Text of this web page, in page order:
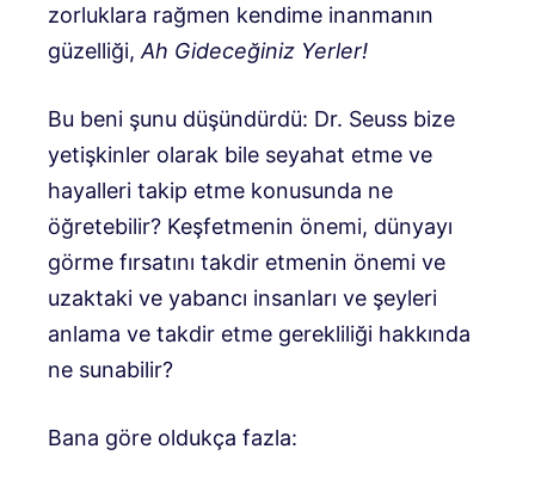
zorluklara rağmen kendime inanmanın
güzelliği, Ah Gideceğiniz Yerler!
Bu beni şunu düşündürdü: Dr. Seuss bize
yetişkinler olarak bile seyahat etme ve
hayalleri takip etme konusunda ne
öğretebilir? Keşfetmenin önemi, dünyayı
görme fırsatını takdir etmenin önemi ve
uzaktaki ve yabancı insanları ve şeyleri
anlama ve takdir etme gerekliliği hakkında
ne sunabilir?
Bana göre oldukça fazla: